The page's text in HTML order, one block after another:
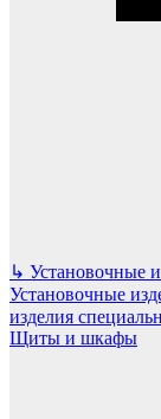
↳ Установочные
Установочные
изделия
Щиты и шкафы